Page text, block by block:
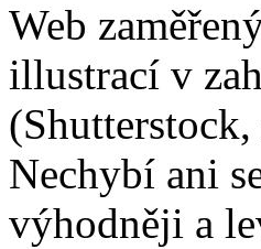
Web
illustrací v
Nechybí ani
výhodněji a